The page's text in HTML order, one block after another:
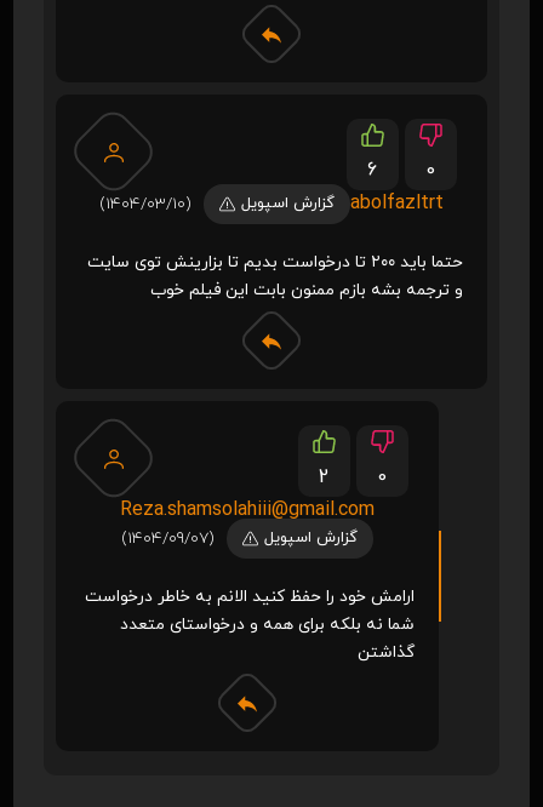
6
0
abolfazltrt
گزارش اسپویل (1404/03/10)
حتما باید ۲۰۰ تا درخواست بدیم تا بزارینش توی سایت
و ترجمه بشه بازم ممنون بابت این فیلم خوب
2
0
Reza.shamsolahiii@gmail.com
گزارش اسپویل (1404/09/07)
ارامش خود را حفظ کنید الانم به خاطر درخواست
شما نه بلکه برای همه و درخواستای متعدد
گذاشتن